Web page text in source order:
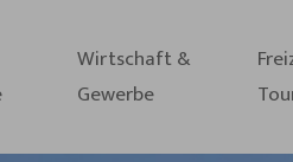
Wirtschaft &
Gewerbe